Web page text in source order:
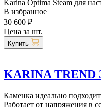
Karina Optima Steam для
В избранное
30 600 ₽
Цена за шт.
Купить
KARINA TREND
Каменка идеально
Работает от напряжения в